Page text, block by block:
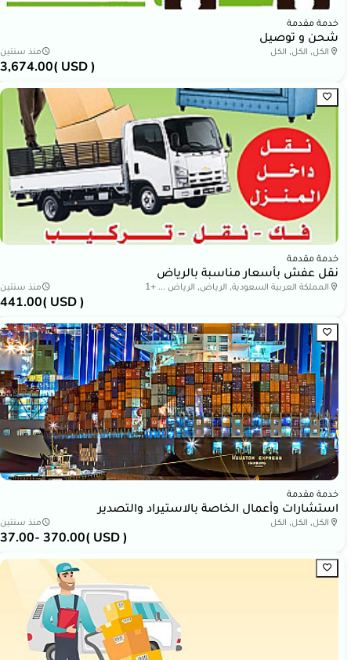
خدمة مقدمة
شحن و توصيل
الكل, الكل, الكل منذ سنتين
3,674.00 ( USD )
خدمة مقدمة
نقل عفش بأسعار مناسبة بالرياض
المملكة العربية السعودية, الرياض, الرياض ... +1 منذ سنتين
441.00 ( USD )
خدمة مقدمة
استشارات وأعمال الخاصة بالاستيراد والتصدير
الكل, الكل, الكل منذ سنتين
37.00 - 370.00 ( USD )